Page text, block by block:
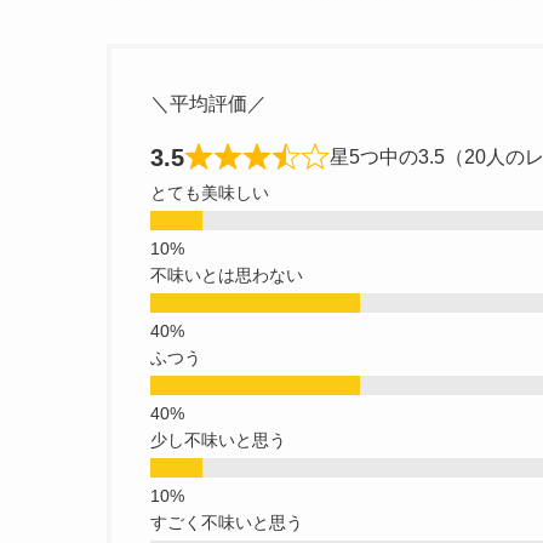
＼平均評価／
3.5 星5つ中の3.5（20人のレ
とても美味しい
不味いとは思わない
ふつう
少し不味いと思う
すごく不味いと思う